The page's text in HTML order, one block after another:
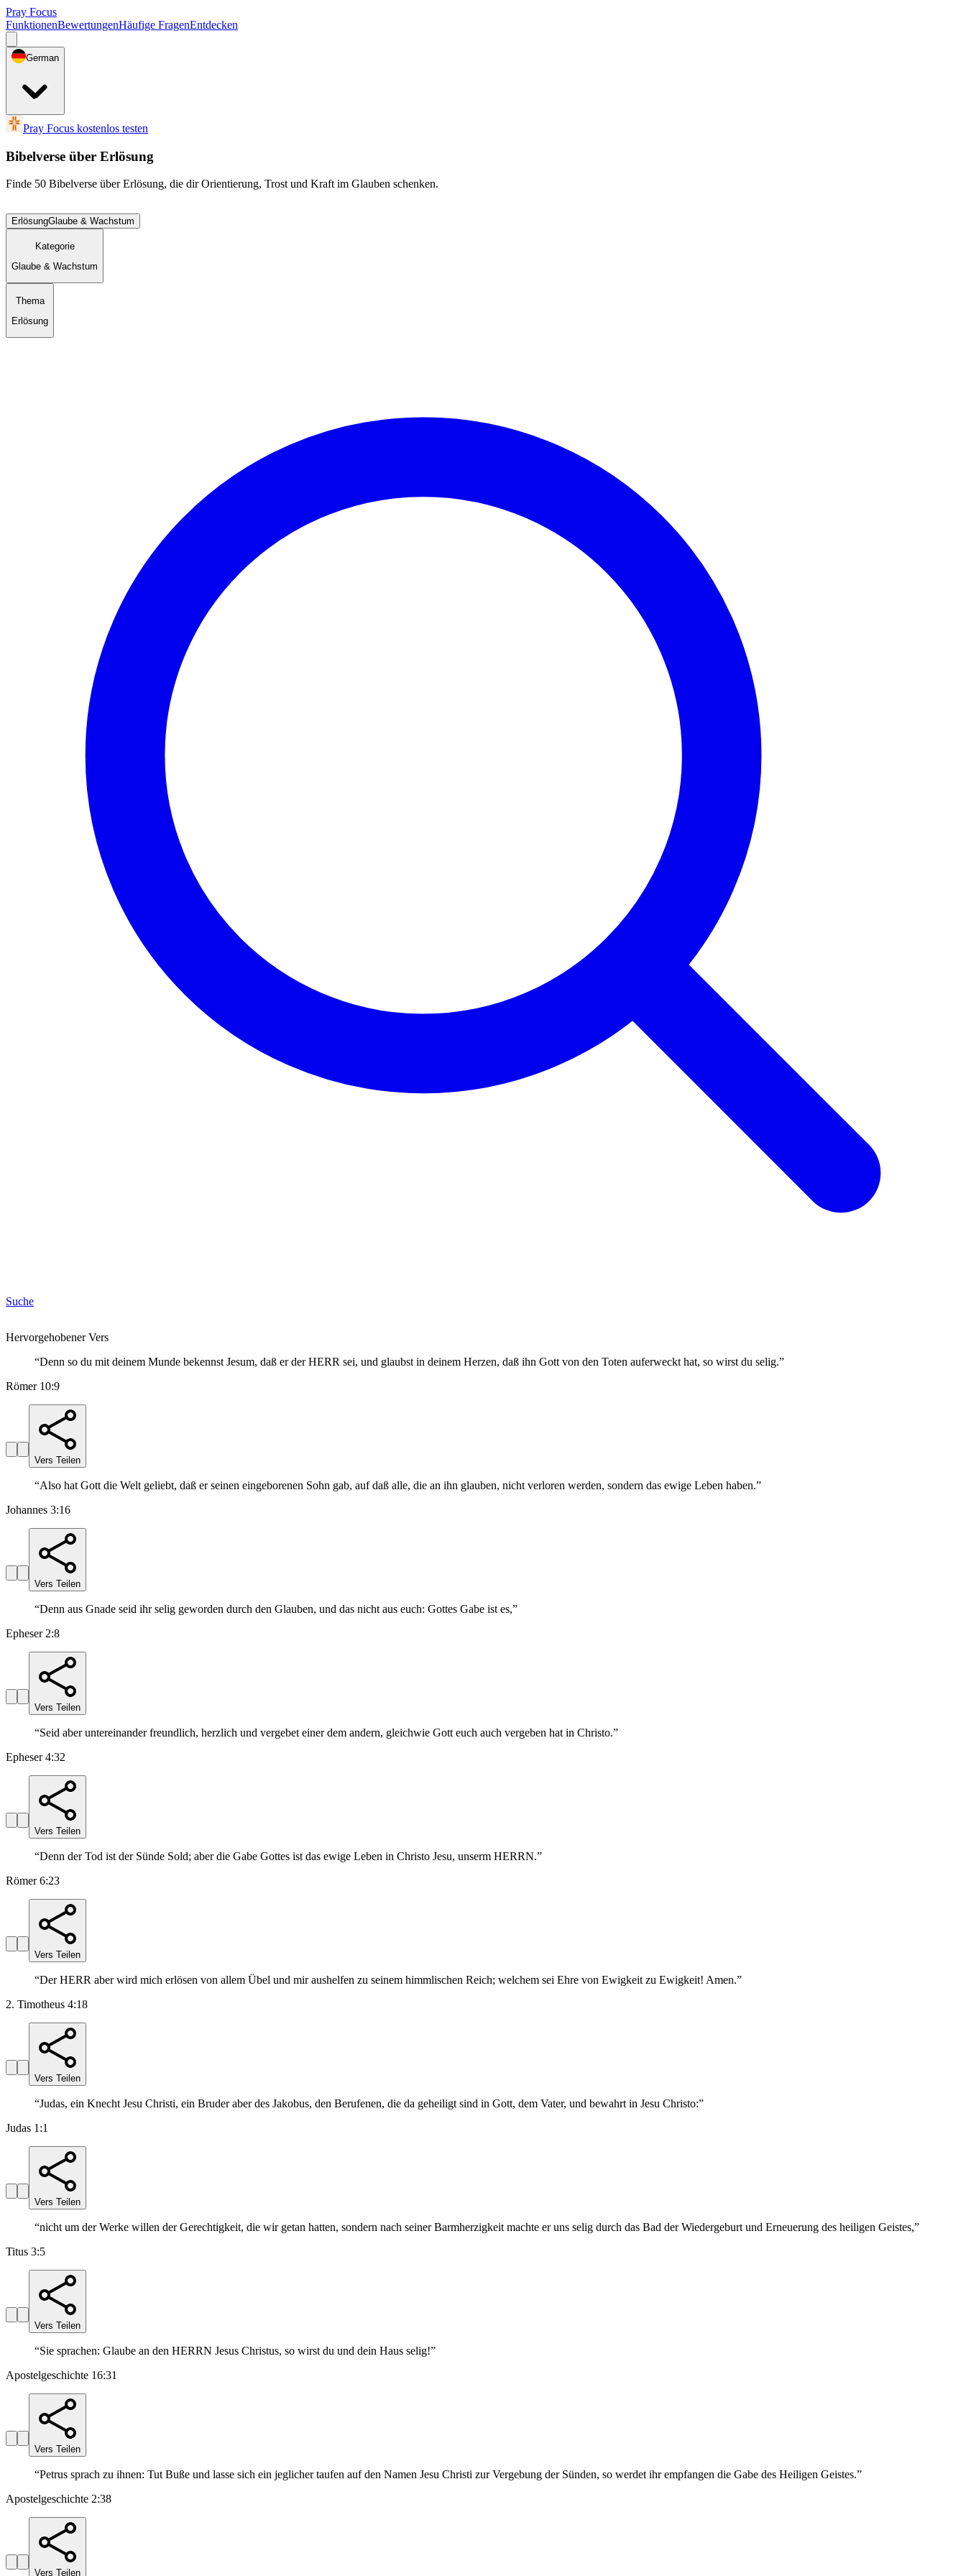
Pray Focus
FunktionenBewertungenHäufige FragenEntdecken
German
Pray Focus kostenlos testen
Bibelverse über Erlösung
Finde 50 Bibelverse über Erlösung, die dir Orientierung, Trost und Kraft im Glauben schenken.
ErlösungGlaube & Wachstum
Kategorie
Glaube & Wachstum
Thema
Erlösung
Suche
Hervorgehobener Vers
“Denn so du mit deinem Munde bekennst Jesum, daß er der HERR sei, und glaubst in deinem Herzen, daß ihn Gott von den Toten auferweckt hat, so wirst du selig.”
Römer 10:9
Vers Teilen
“Also hat Gott die Welt geliebt, daß er seinen eingeborenen Sohn gab, auf daß alle, die an ihn glauben, nicht verloren werden, sondern das ewige Leben haben.”
Johannes 3:16
Vers Teilen
“Denn aus Gnade seid ihr selig geworden durch den Glauben, und das nicht aus euch: Gottes Gabe ist es,”
Epheser 2:8
Vers Teilen
“Seid aber untereinander freundlich, herzlich und vergebet einer dem andern, gleichwie Gott euch auch vergeben hat in Christo.”
Epheser 4:32
Vers Teilen
“Denn der Tod ist der Sünde Sold; aber die Gabe Gottes ist das ewige Leben in Christo Jesu, unserm HERRN.”
Römer 6:23
Vers Teilen
“Der HERR aber wird mich erlösen von allem Übel und mir aushelfen zu seinem himmlischen Reich; welchem sei Ehre von Ewigkeit zu Ewigkeit! Amen.”
2. Timotheus 4:18
Vers Teilen
“Judas, ein Knecht Jesu Christi, ein Bruder aber des Jakobus, den Berufenen, die da geheiligt sind in Gott, dem Vater, und bewahrt in Jesu Christo:”
Judas 1:1
Vers Teilen
“nicht um der Werke willen der Gerechtigkeit, die wir getan hatten, sondern nach seiner Barmherzigkeit machte er uns selig durch das Bad der Wiedergeburt und Erneuerung des heiligen Geistes,”
Titus 3:5
Vers Teilen
“Sie sprachen: Glaube an den HERRN Jesus Christus, so wirst du und dein Haus selig!”
Apostelgeschichte 16:31
Vers Teilen
“Petrus sprach zu ihnen: Tut Buße und lasse sich ein jeglicher taufen auf den Namen Jesu Christi zur Vergebung der Sünden, so werdet ihr empfangen die Gabe des Heiligen Geistes.”
Apostelgeschichte 2:38
Vers Teilen